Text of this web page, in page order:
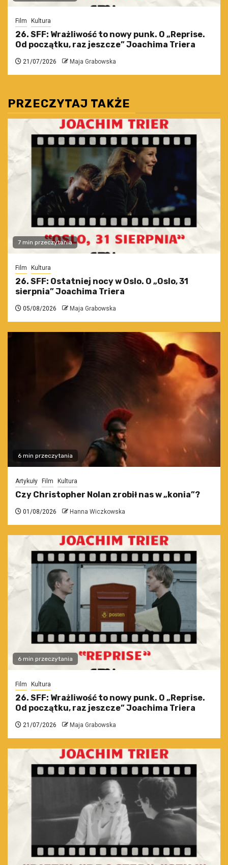
Film Kultura
26. SFF: Wrażliwość to nowy punk. O „Reprise.
Od początku, raz jeszcze” Joachima Triera
21/07/2026 Maja Grabowska
PRZECZYTAJ TAKŻE
7 min przeczytania
Film Kultura
26. SFF: Ostatniej nocy w Oslo. O „Oslo, 31
sierpnia” Joachima Triera
05/08/2026 Maja Grabowska
6 min przeczytania
Artykuły Film Kultura
Czy Christopher Nolan zrobił nas w „konia”?
01/08/2026 Hanna Wiczkowska
6 min przeczytania
Film Kultura
26. SFF: Wrażliwość to nowy punk. O „Reprise.
Od początku, raz jeszcze” Joachima Triera
21/07/2026 Maja Grabowska